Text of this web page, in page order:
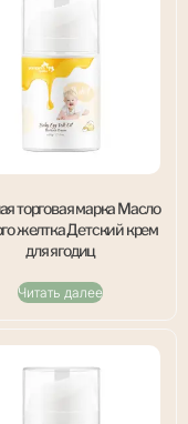
торговая марка Масло
желтка Детский крем
для ягодиц
Читать далее